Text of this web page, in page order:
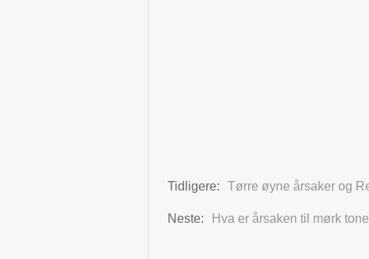
Tidligere: Tørre øyne årsaker og
Neste: Hva er årsaken til mørk